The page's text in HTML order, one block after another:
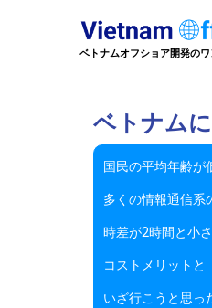
ベトナムオフショア開発の
ベトナム
国民の平均年齢が
多くの情報通信系
時差が2時間と小
コストメリットと
いざ行こうと思っ